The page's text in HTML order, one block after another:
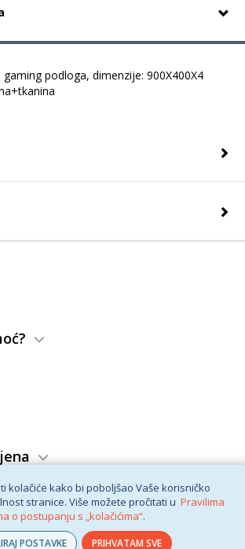
kolačiće kako bi poboljšao Vaše korisničko
stranice. Više možete pročitati u Pravilima
o postupanju s „kolačićima“.
POSTAVKE PRIHVATAM SVE
gaming podloga, dimenzije: 900X400X4